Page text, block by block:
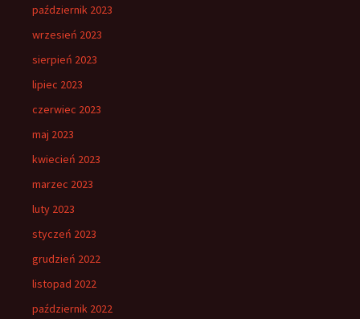
październik 2023
wrzesień 2023
sierpień 2023
lipiec 2023
czerwiec 2023
maj 2023
kwiecień 2023
marzec 2023
luty 2023
styczeń 2023
grudzień 2022
listopad 2022
październik 2022